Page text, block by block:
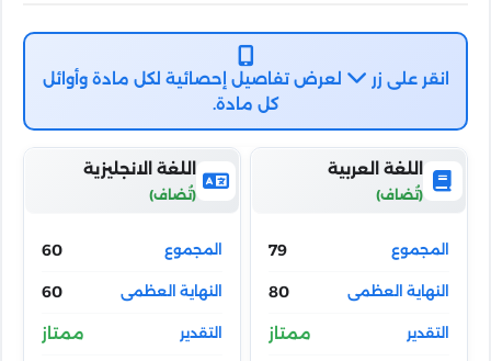
انقر على زر
لعرض تفاصيل إحصائية لكل مادة وأوائل
كل مادة.
اللغة العربية
79
80
ممتاز
اللغة الانجليزية
60
60
ممتاز